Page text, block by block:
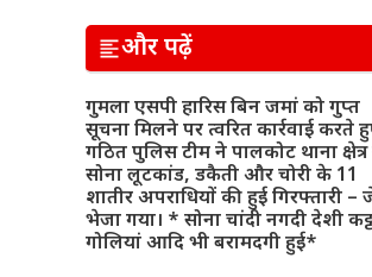
और पढ़ें
गुमला एसपी हारिस बिन जमां को गुप्त
सूचना मिलने पर त्वरित कार्रवाई करते
गठित पुलिस टीम ने पालकोट थाना
सोना लूटकांड, डकैती और चोरी के 11
शातीर अपराधियों की हुई गिरफ्तारी –
भेजा गया। * सोना चांदी नगदी देशी
गोलियां आदि भी बरामदगी हुई*